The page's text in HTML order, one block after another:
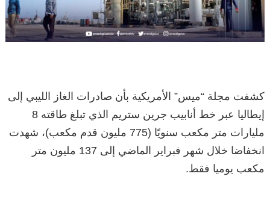
كشفت مجلة “ميس” الأمريكية بأن صادرات الغاز الليبي إلى
إيطاليا عبر خط أنابيب جرين ستريم الذي تبلغ طاقته 8
مليارات متر مكعب سنويًا (775 مليون قدم مكعب)، شهدت
انخفاضا خلال شهر فبراير الماضي إلى 137 مليون متر
مكعب يوميا فقط.